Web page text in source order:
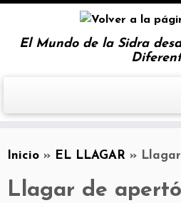
El Mundo de la Sidra
Inicio » EL LLAGAR »
Llagar de